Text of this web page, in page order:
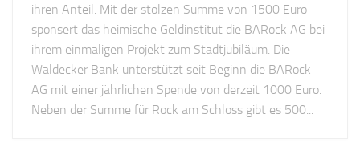
ihren Anteil. Mit der stolzen Summe von 1500 Euro
sponsert das heimische Geldinstitut die BARock AG bei
ihrem einmaligen Projekt zum Stadtjubiläum. Die
Waldecker Bank unterstützt seit Beginn die BARock
AG mit einer jährlichen Spende von derzeit 1000 Euro.
Neben der Summe für Rock am Schloss gibt es 500...